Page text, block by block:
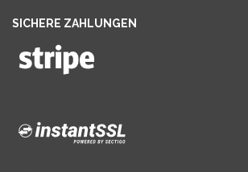
SICHERE ZAHLUNGEN